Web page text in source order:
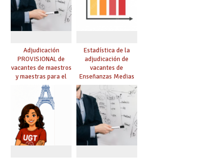
Adjudicación
PROVISIONAL de
vacantes de maestros
y maestras para el
curso 26-27
Estadística de la
adjudicación de
vacantes de
Enseñanzas Medias
para el curso 26/27